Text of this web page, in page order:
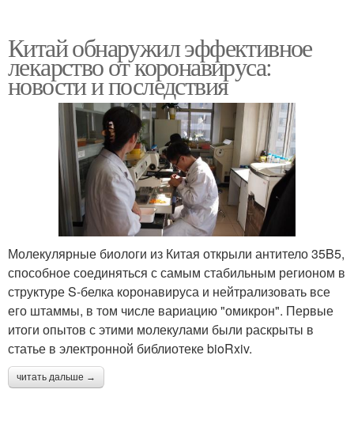
Китай обнаружил эффективное
лекарство от коронавируса:
новости и последствия
Молекулярные биологи из Китая открыли антитело 35B5,
способное соединяться с самым стабильным регионом в
структуре S-белка коронавируса и нейтрализовать все
его штаммы, в том числе вариацию "омикрон". Первые
итоги опытов с этими молекулами были раскрыты в
статье в электронной библиотеке bioRxiv.
читать дальше →